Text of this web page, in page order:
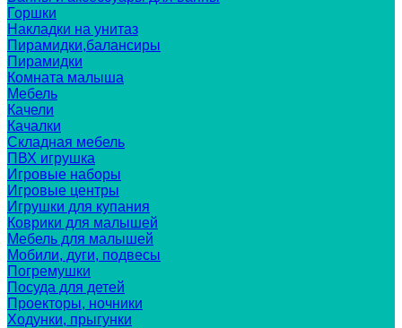
Горшки
Накладки на унитаз
Пирамидки,балансиры
Пирамидки
Комната малыша
Мебель
Качели
Качалки
Складная мебель
ПВХ игрушка
Игровые наборы
Игровые центры
Игрушки для купания
Коврики для малышей
Мебель для малышей
Мобили, дуги, подвесы
Погремушки
Посуда для детей
Проекторы, ночники
Ходунки, прыгунки